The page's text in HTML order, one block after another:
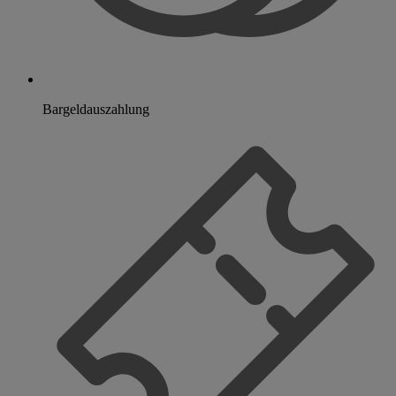
Bargeldauszahlung